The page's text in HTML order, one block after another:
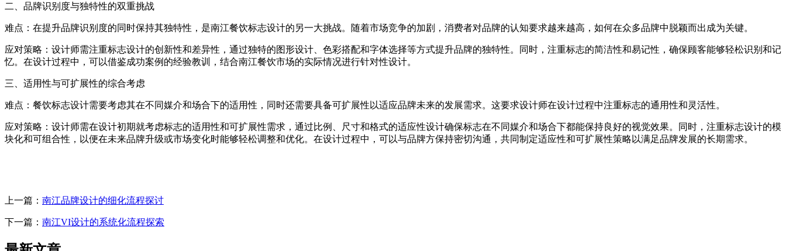
二、品牌识别度与独特性的双重挑战
难点：在提升品牌识别度的同时保持其独特性，是南江餐饮标志设计的另一大挑战。随着市场竞争的加剧，消费者对品牌的认知要求越来越高，如何在众多品牌中脱颖而出成为关键。
应对策略：设计师需注重标志设计的创新性和差异性，通过独特的图形设计、色彩搭配和字体选择等方式提升品牌的独特性。同时，注重标志的简洁性和易记性，确保顾客能够轻松识别和记
忆。在设计过程中，可以借鉴成功案例的经验教训，结合南江餐饮市场的实际情况进行针对性设计。
三、适用性与可扩展性的综合考虑
难点：餐饮标志设计需要考虑其在不同媒介和场合下的适用性，同时还需要具备可扩展性以适应品牌未来的发展需求。这要求设计师在设计过程中注重标志的通用性和灵活性。
应对策略：设计师需在设计初期就考虑标志的适用性和可扩展性需求，通过比例、尺寸和格式的适应性设计确保标志在不同媒介和场合下都能保持良好的视觉效果。同时，注重标志设计的模
块化和可组合性，以便在未来品牌升级或市场变化时能够轻松调整和优化。在设计过程中，可以与品牌方保持密切沟通，共同制定适应性和可扩展性策略以满足品牌发展的长期需求。
上一篇： 南江品牌设计的细化流程探讨
下一篇： 南江VI设计的系统化流程探索